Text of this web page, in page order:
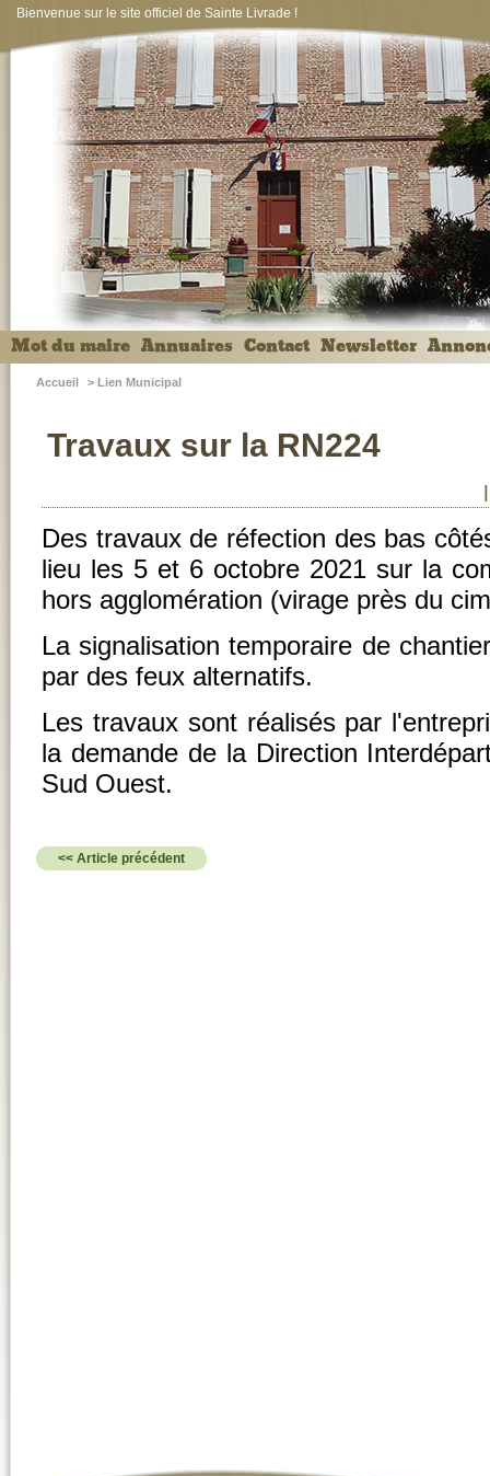
Bienvenue sur le site officiel de Sainte Livrade !
Mot du maire Annuaires Contact Newsletter
Accueil > Lien Municipal
Travaux sur la RN224
Des travaux de réfection des bas
lieu les 5 et 6 octobre 2021 sur la
hors agglomération (virage près du
La signalisation temporaire de
par des feux alternatifs.
Les travaux sont réalisés par
la demande de la Direction
Sud Ouest.
<< Article précédent